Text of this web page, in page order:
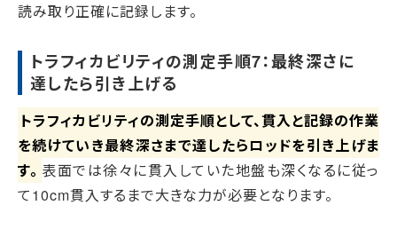
読み取り正確に記録します。
トラフィカビリティの測定手順7：最終深さに
達したら引き上げる
トラフィカビリティの測定手順として、貫入と記録の作業
を続けていき最終深さまで達したらロッドを引き上げま
す。 表面では徐々に貫入していた地盤も深くなるに従っ
て10cm貫入するまで大きな力が必要となります。